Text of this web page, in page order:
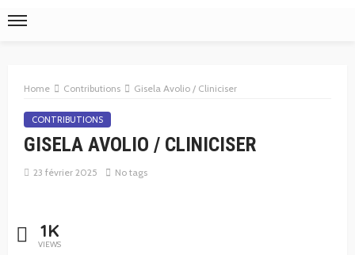
Home Contributions Gisela Avolio / Cliniciser
CONTRIBUTIONS
GISELA AVOLIO / CLINICISER
23 février 2025 No tags
1K
VIEWS